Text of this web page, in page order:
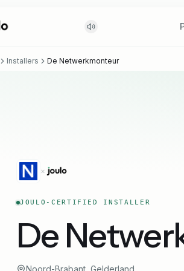
Installers De Netwerkmonteur
×
JOULO-CERTIFIED INSTALLER
De
Noord-Brabant, Gelderland